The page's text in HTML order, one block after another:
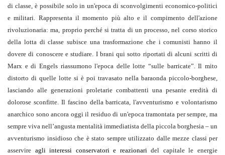
di classe, è possibile solo in un'epoca di sconvolgimenti economico-politici
e militari. Rappresenta il momento più alto e il compimento dell'azione
rivoluzionaria: ma, proprio perché si tratta di un processo, nel corso storico
della lotta di classe subisce una trasformazione che i comunisti hanno il
dovere di conoscere e studiare. I brani qui sotto riportati di alcuni scritti di
Marx e di Engels riassumono l'epoca delle lotte “sulle barricate”. Il mito
distorto di quelle lotte si è poi travasato nella baraonda piccolo-borghese,
lasciando alle generazioni proletarie combattenti una pesante eredità di
dolorose sconfitte. Il fascino della barricata, l'avventurismo e volontarismo
anarchico sono ancora oggi il residuo di un'epoca tramontata per sempre, ma
sempre viva nell’angusta mentalità immediatista della piccola borghesia – un
avventurismo insidioso che è stato sempre utilizzato dalle mezze classi per
asservire agli interessi conservatori e reazionaridel capitale le energie